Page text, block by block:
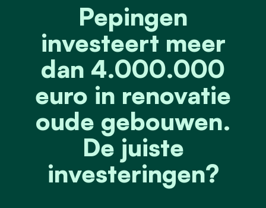
Pepingen
investeert meer
dan 4.000.000
euro in renovatie
oude gebouwen.
De juiste
investeringen?